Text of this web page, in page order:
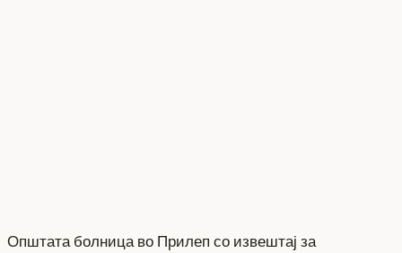
Општата болница во Прилеп со извештај за